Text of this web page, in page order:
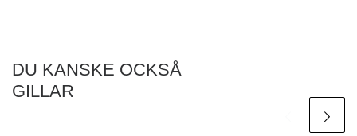
DU KANSKE OCKSÅ
GILLAR